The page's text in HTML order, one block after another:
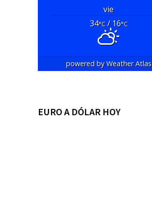
vie
34°C/ 16°C
powered byWeather Atlas
EURO A DÓLAR HOY